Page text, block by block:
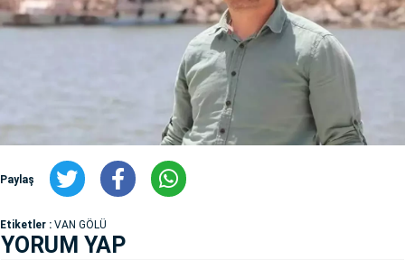
Paylaş
Etiketler : VAN GÖLÜ
YORUM YAP